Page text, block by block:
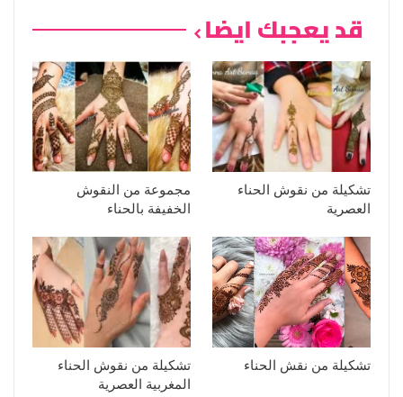
قد يعجبك ايضا
تشكيلة من نقوش الحناء
العصرية
مجموعة من النقوش
الخفيفة بالحناء
تشكيلة من نقش الحناء
تشكيلة من نقوش الحناء
المغربية العصرية